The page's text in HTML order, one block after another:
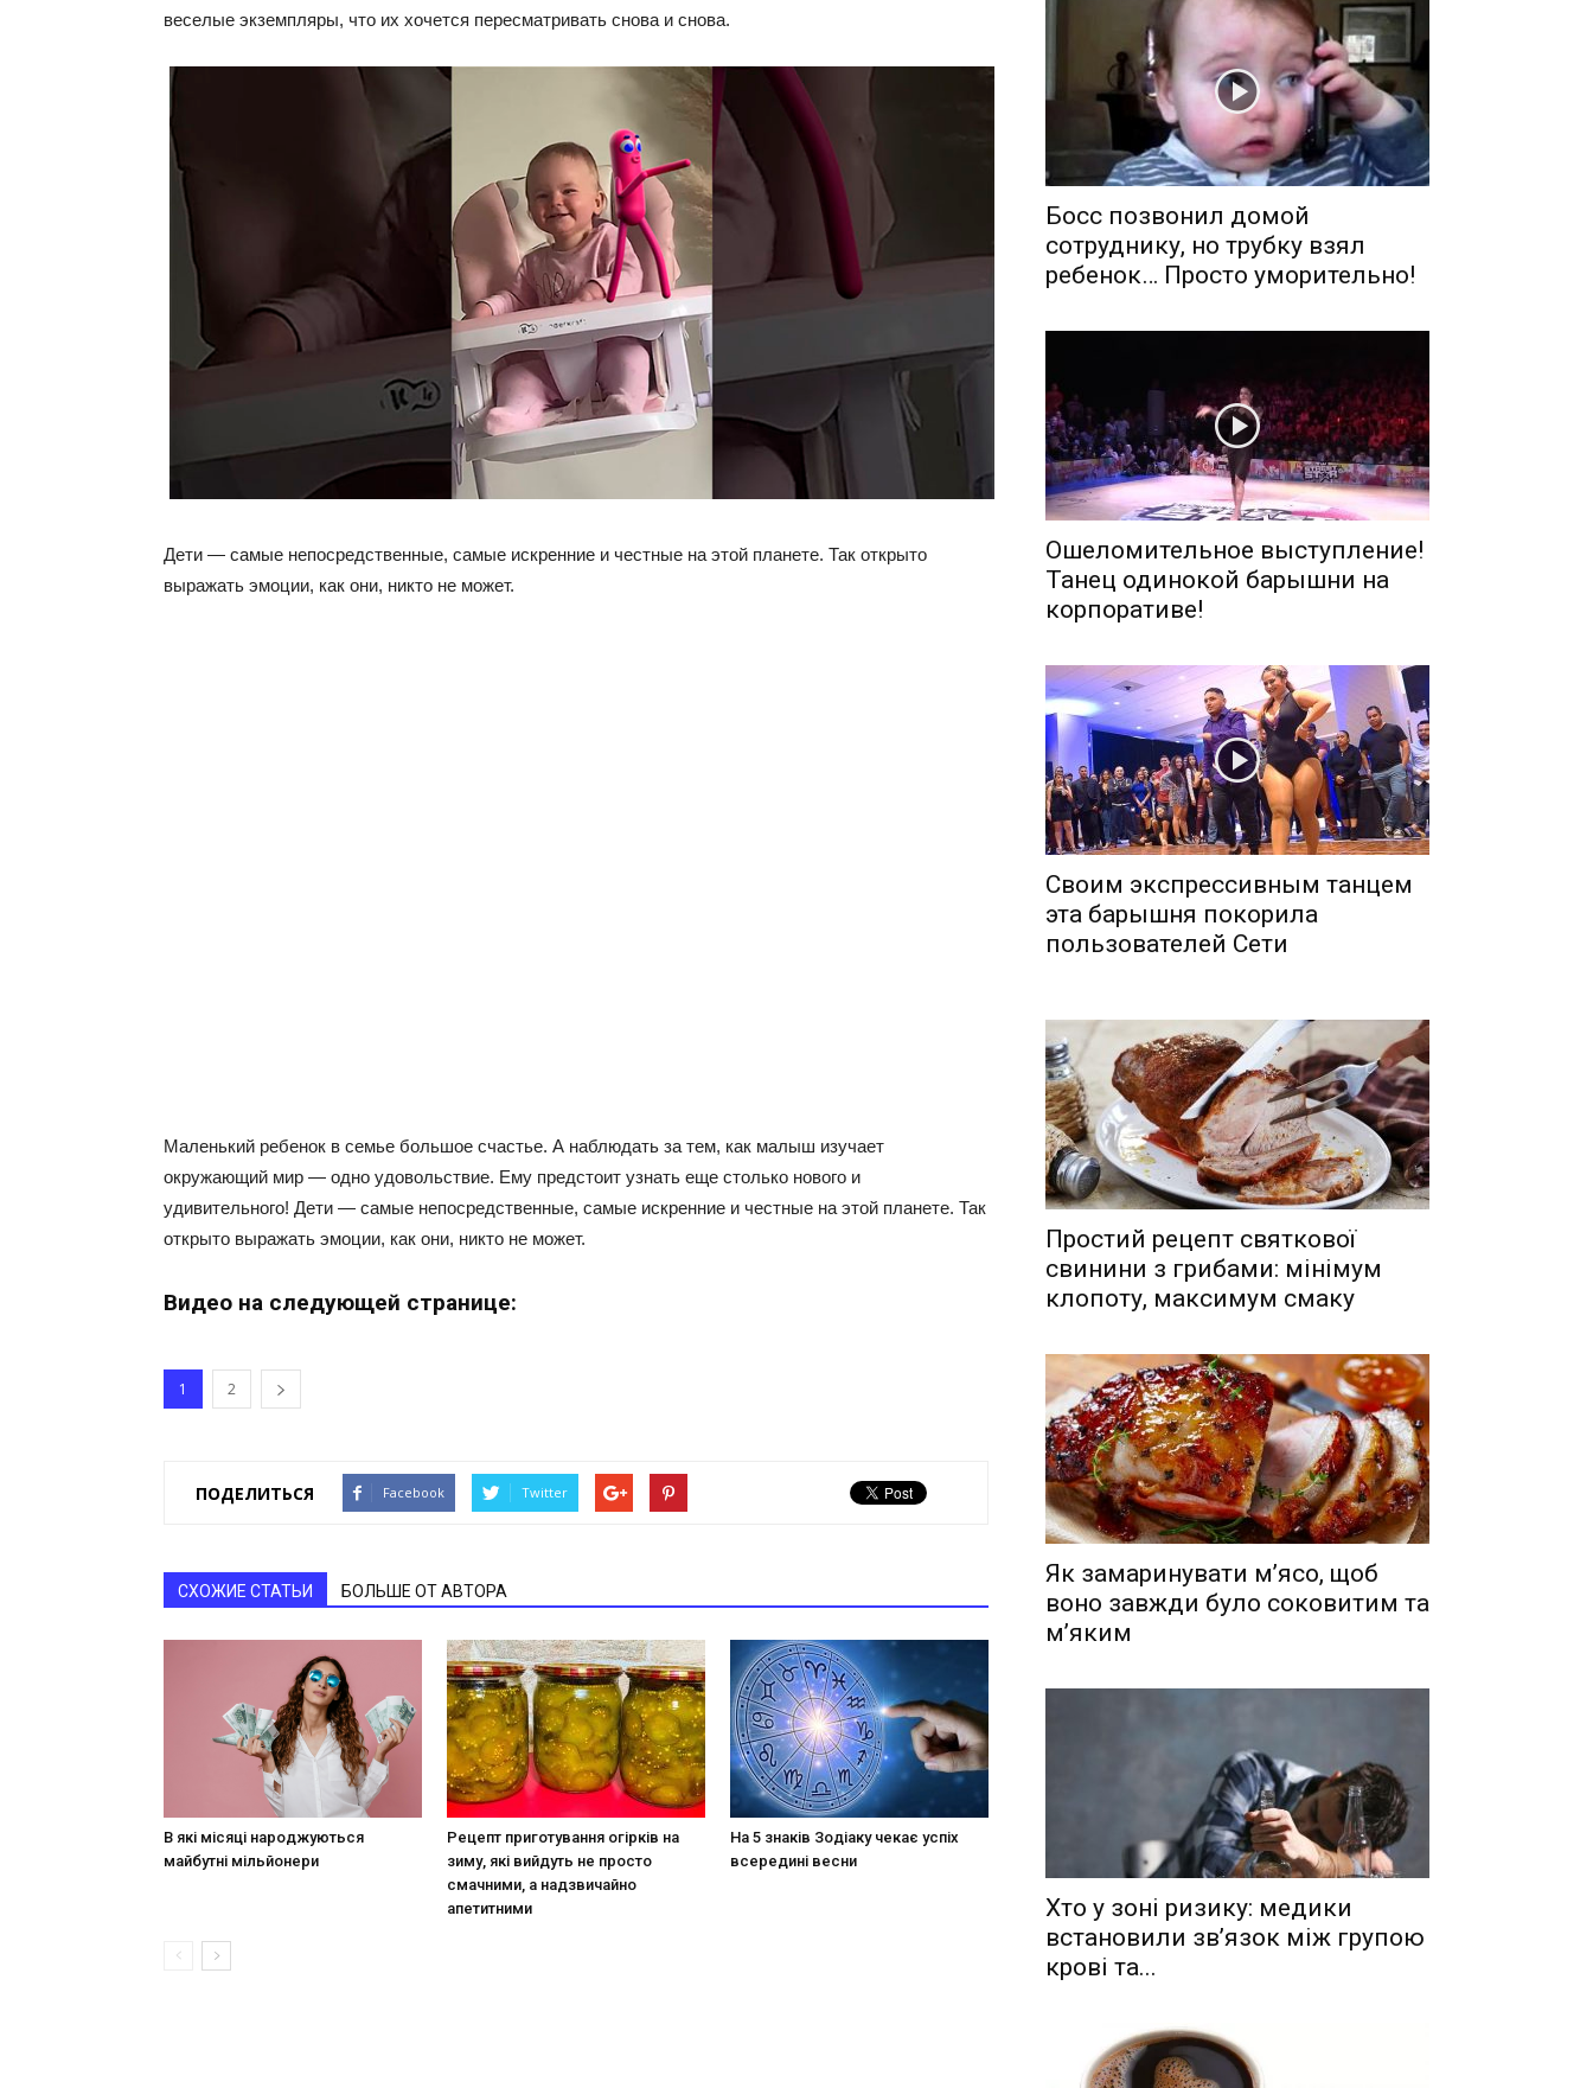
веселые экземпляры, что их хочется пересматривать снова и снова.
Дети — самые непосредственные, самые искренние и честные на этой планете. Так открыто
выражать эмоции, как они, никто не может.
Маленький ребенок в семье большое счастье. А наблюдать за тем, как малыш изучает
окружающий мир — одно удовольствие. Ему предстоит узнать еще столько нового и
удивительного! Дети — самые непосредственные, самые искренние и честные на этой планете. Так
открыто выражать эмоции, как они, никто не может.
Видео на следующей странице:
1 2
ПОДЕЛИТЬСЯ Facebook Twitter
СХОЖИЕ СТАТЬИ БОЛЬШЕ ОТ АВТОРА
В які місяці народжуються
майбутні мільйонери
Рецепт приготування огірків на
зиму, які вийдуть не просто
смачними, а надзвичайно
апетитними
На 5 знаків Зодіаку чекає успіх
всередині весни
Босс позвонил домой
сотруднику, но трубку взял
ребенок… Просто уморительно!
Ошеломительное выступление!
Танец одинокой барышни на
корпоративе!
Своим экспрессивным танцем
эта барышня покорила
пользователей Сети
Простий рецепт святкової
свинини з грибами: мінімум
клопоту, максимум смаку
Як замаринувати м’ясо, щоб
воно завжди було соковитим та
м’яким
Хто у зоні ризику: медики
встановили зв’язок між групою
крові та...